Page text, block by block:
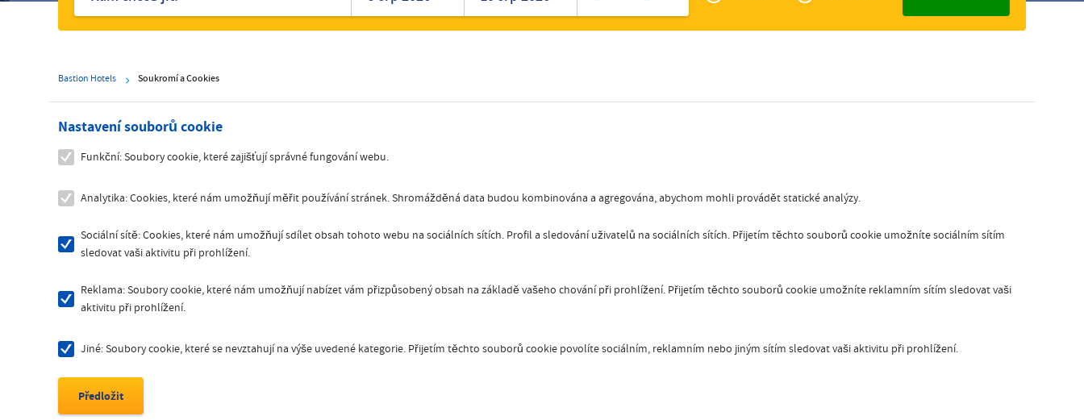
Romanian Turkish
Bastion Hotels Soukromí a Cookies
Nastavení souborů cookie
Funkční: Soubory cookie, které zajišťují správné fungování webu.
Analytika: Cookies, které nám umožňují měřit používání stránek. Shromážděná data budou kombinována a agregována, abychom mohli provádět statické analýzy.
Sociální sítě: Cookies, které nám umožňují sdílet obsah tohoto webu na sociálních sítích. Profil a sledování uživatelů na sociálních sítích. Přijetím těchto souborů cookie umožníte sociálním sítím
sledovat vaši aktivitu při prohlížení.
Reklama: Soubory cookie, které nám umožňují nabízet vám přizpůsobený obsah na základě vašeho chování při prohlížení. Přijetím těchto souborů cookie umožníte reklamním sítím sledovat vaši
aktivitu při prohlížení.
Jiné: Soubory cookie, které se nevztahují na výše uvedené kategorie. Přijetím těchto souborů cookie povolíte sociálním, reklamním nebo jiným sítím sledovat vaši aktivitu při prohlížení.